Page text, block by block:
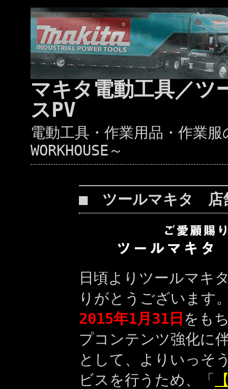
マキタ電動工具／
スPV
電動工具・作業用品・作
WORKHOUSE～
■ ツールマキタ 店
日頃よりツールマキ
りがとうございます
2015年1月31日 をも
プコンテンツ強化に
として、よりいっそ
ビスを行うため、「